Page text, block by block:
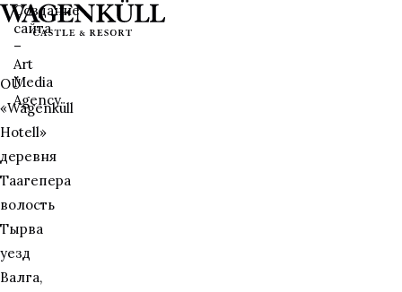
OÜ
«Wagenküll
Hotell»
деревня
Таагепера
волость
Тырва
уезд
Валга,
Создание
сайта
–
Art
Media
Agency